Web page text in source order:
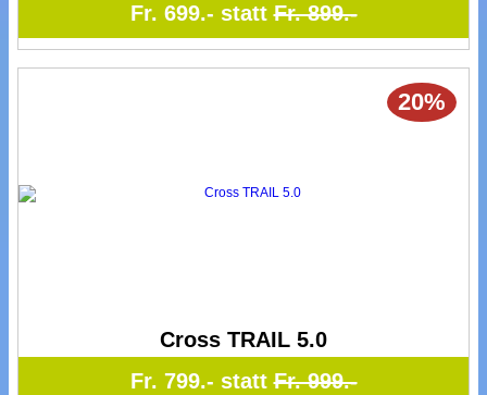
Fr. 699.- stattFr. 899.-
20%
Cross TRAIL 5.0
Fr. 799.- stattFr. 999.-